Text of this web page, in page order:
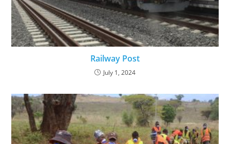
Railway Post
July 1, 2024